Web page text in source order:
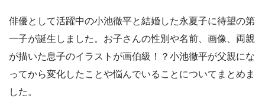
俳優として活躍中の小池徹平と結婚した永夏子に待望の第
一子が誕生しました。お子さんの性別や名前、画像、両親
が描いた息子のイラストが画伯級！？小池徹平が父親にな
ってから変化したことや悩んでいることについてまとめま
した。